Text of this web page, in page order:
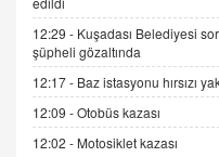
ADEM AKÖL
Esed
Sednaya
11.12.2024 12:30
12:29 - Kuşadası Belediyesi
şüpheli gözaltında
12:17 - Baz istasyonu hırsızı
12:09 -Otobüs kazası
12:02 - Motosiklet kazası